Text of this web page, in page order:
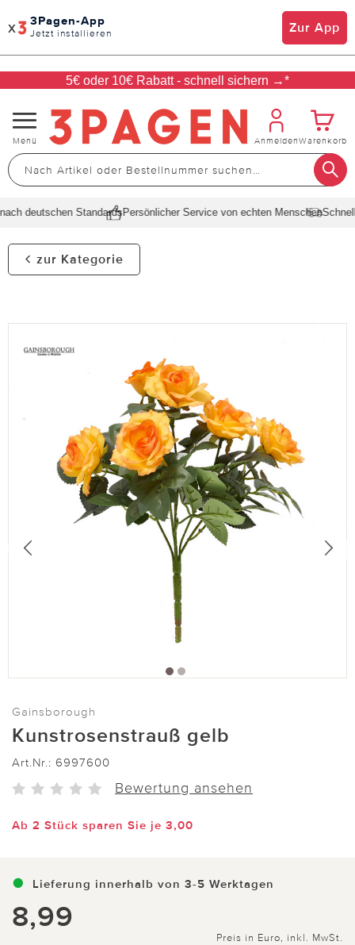
x 3Pagen-App
Jetzt installieren Zur App
5€ oder 10€ Rabatt - schnell sichern →*
Navigation
umschalten
Menü AnmeldenWarenkorb
deutschen StandardsPersönlicher Service von echten MenschenSchnelle
zur Kategorie
Gainsborough
Kunstrosenstrauß gelb
Art.Nr.: 6997600
Bewertung ansehen
Ab 2 Stück sparen Sie je 3,00
Lieferung innerhalb von 3-5 Werktagen
8,99
Preis in Euro, inkl. MwSt.